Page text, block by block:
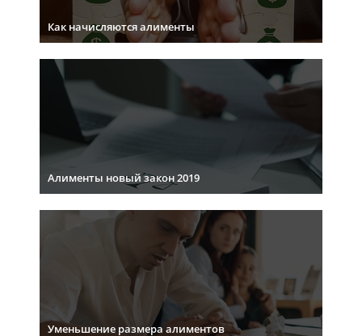
Как начисляются алименты
Алименты новый закон 2019
Уменьшение размера алиментов